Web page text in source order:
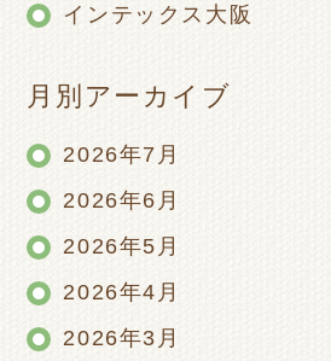
インテックス大阪
月別アーカイブ
2026年7月
2026年6月
2026年5月
2026年4月
2026年3月